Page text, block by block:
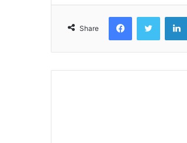
Share
FacebookTwitter